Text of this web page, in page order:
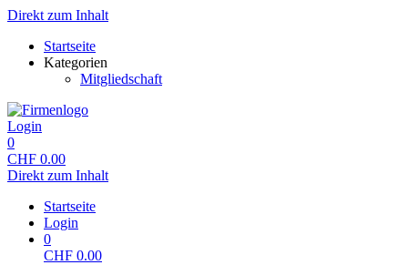
Direkt zum Inhalt
Startseite
Kategorien
Mitgliedschaft
Login
0
CHF 0.00
Direkt zum Inhalt
Startseite
Login
0
CHF 0.00